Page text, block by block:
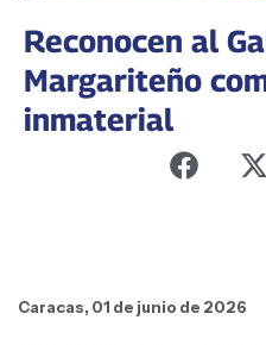
Reconocen al
Margariteño
inmaterial
Caracas, 01 de junio de 2026